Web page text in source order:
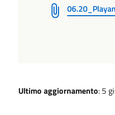
Ultimo aggiornamento: 5